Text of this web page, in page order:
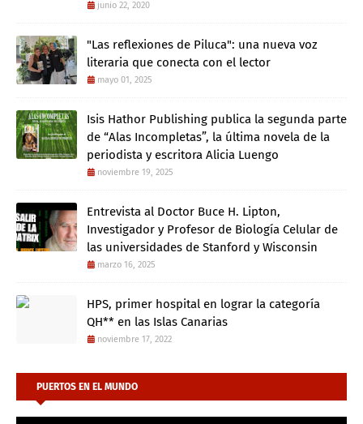
junio 22, 2020
"Las reflexiones de Piluca": una nueva voz
literaria que conecta con el lector
mayo 01, 2025
Isis Hathor Publishing publica la segunda parte
de “Alas Incompletas”, la última novela de la
periodista y escritora Alicia Luengo
noviembre 19, 2025
Entrevista al Doctor Buce H. Lipton,
Investigador y Profesor de Biología Celular de
las universidades de Stanford y Wisconsin
marzo 16, 2025
HPS, primer hospital en lograr la categoría
QH** en las Islas Canarias
noviembre 17, 2022
PUERTOS EN EL MUNDO